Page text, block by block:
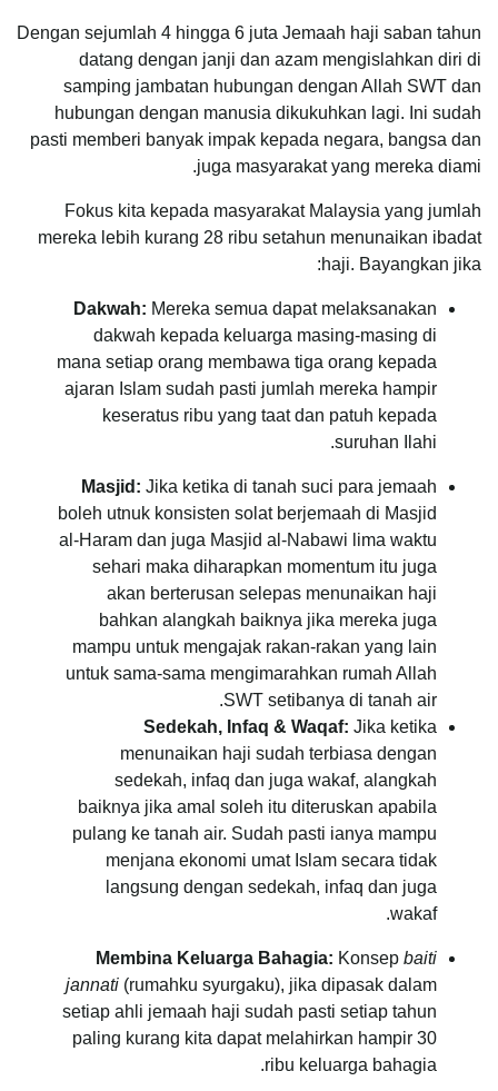
Dengan sejumlah 4 hingga 6 juta Jemaah haji saban tahun
datang dengan janji dan azam mengislahkan diri di
samping jambatan hubungan dengan Allah SWT dan
hubungan dengan manusia dikukuhkan lagi. Ini sudah
pasti memberi banyak impak kepada negara, bangsa dan
juga masyarakat yang mereka diami.
Fokus kita kepada masyarakat Malaysia yang jumlah
mereka lebih kurang 28 ribu setahun menunaikan ibadat
haji. Bayangkan jika:
Dakwah: Mereka semua dapat melaksanakan
dakwah kepada keluarga masing-masing di
mana setiap orang membawa tiga orang kepada
ajaran Islam sudah pasti jumlah mereka hampir
keseratus ribu yang taat dan patuh kepada
suruhan Ilahi.
Masjid: Jika ketika di tanah suci para jemaah
boleh utnuk konsisten solat berjemaah di Masjid
al-Haram dan juga Masjid al-Nabawi lima waktu
sehari maka diharapkan momentum itu juga
akan berterusan selepas menunaikan haji
bahkan alangkah baiknya jika mereka juga
mampu untuk mengajak rakan-rakan yang lain
untuk sama-sama mengimarahkan rumah Allah
SWT setibanya di tanah air.
Sedekah, Infaq & Waqaf: Jika ketika
menunaikan haji sudah terbiasa dengan
sedekah, infaq dan juga wakaf, alangkah
baiknya jika amal soleh itu diteruskan apabila
pulang ke tanah air. Sudah pasti ianya mampu
menjana ekonomi umat Islam secara tidak
langsung dengan sedekah, infaq dan juga
wakaf.
Membina Keluarga Bahagia: Konsep baiti
jannati (rumahku syurgaku), jika dipasak dalam
setiap ahli jemaah haji sudah pasti setiap tahun
paling kurang kita dapat melahirkan hampir 30
ribu keluarga bahagia.